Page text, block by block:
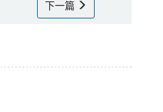
下一篇